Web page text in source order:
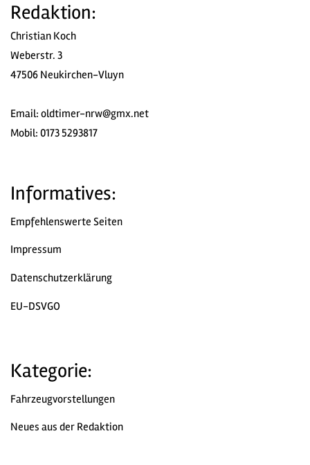
Redaktion:
Christian Koch
Weberstr. 3
47506 Neukirchen-Vluyn
Email: oldtimer-nrw@gmx.net
Mobil: 0173 5293817
Informatives:
Empfehlenswerte Seiten
Impressum
Datenschutzerklärung
EU-DSVGO
Kategorie:
Fahrzeugvorstellungen
Neues aus der Redaktion